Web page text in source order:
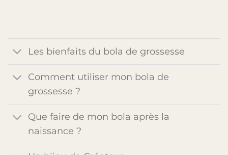
Les bienfaits du bola de grossesse
Comment utiliser mon bola de
grossesse ?
Que faire de mon bola après la
naissance ?